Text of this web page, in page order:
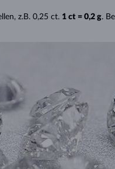
z.B. 0,25 ct. 1 ct = 0,2 g.